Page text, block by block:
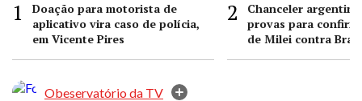
Doação para motorista de
aplicativo vira caso de polícia,
em Vicente Pires
Chanceler
provas para
de Milei contra
Obeservatório da TV